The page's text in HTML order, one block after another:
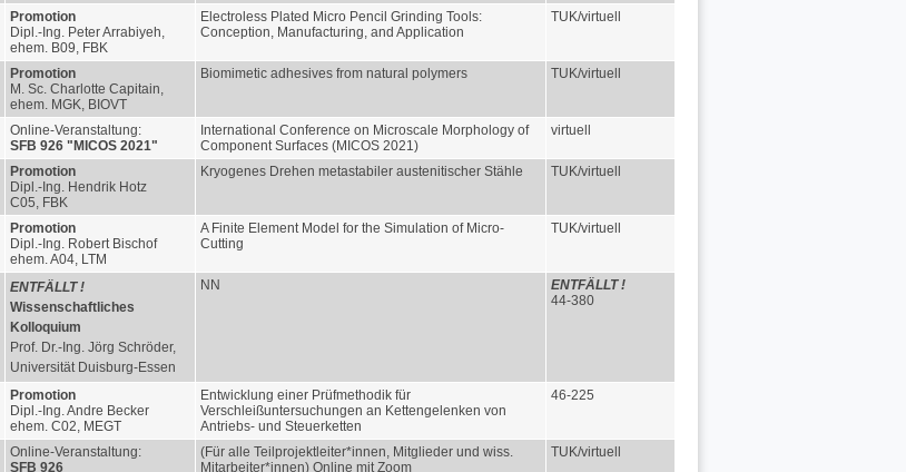
Promotion
Dipl.-Ing. Peter Arrabiyeh,
ehem. B09, FBK
Electroless Plated Micro Pencil Grinding Tools:
Conception, Manufacturing, and Application
TUK/virtuell
Promotion
M. Sc. Charlotte Capitain,
ehem. MGK, BIOVT
Biomimetic adhesives from natural polymers TUK/virtuell
Online-Veranstaltung:
SFB 926 "MICOS 2021"
International Conference on Microscale Morphology of
Component Surfaces (MICOS 2021)
virtuell
Promotion
Dipl.-Ing. Hendrik Hotz
C05, FBK
Kryogenes Drehen metastabiler austenitischer Stähle TUK/virtuell
Promotion
Dipl.-Ing. Robert Bischof
ehem. A04, LTM
A Finite Element Model for the Simulation of Micro-
Cutting
TUK/virtuell
ENTFÄLLT !
Wissenschaftliches
Kolloquium
Prof. Dr.-Ing. Jörg Schröder,
Universität Duisburg-Essen
NN
ENTFÄLLT !
44-380
Promotion
Dipl.-Ing. Andre Becker
ehem. C02, MEGT
Entwicklung einer Prüfmethodik für
Verschleißuntersuchungen an Kettengelenken von
Antriebs- und Steuerketten
46-225
Online-Veranstaltung:
SFB 926
(Für alle Teilprojektleiter*innen, Mitglieder und wiss.
Mitarbeiter*innen) Online mit Zoom
TUK/virtuell